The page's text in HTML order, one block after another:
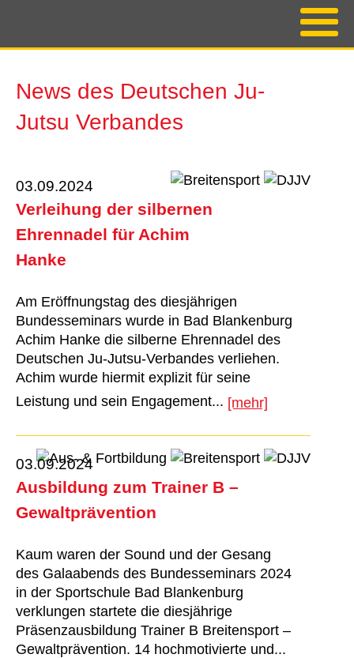
News des Deutschen Ju-
Jutsu Verbandes
03.09.2024
Verleihung der silbernen
Ehrennadel für Achim
Hanke
Am Eröffnungstag des diesjährigen
Bundesseminars wurde in Bad Blankenburg
Achim Hanke die silberne Ehrennadel des
Deutschen Ju-Jutsu-Verbandes verliehen.
Achim wurde hiermit explizit für seine
Leistung und sein Engagement... [mehr]
03.09.2024
Ausbildung zum Trainer B –
Gewaltprävention
Kaum waren der Sound und der Gesang
des Galaabends des Bundesseminars 2024
in der Sportschule Bad Blankenburg
verklungen startete die diesjährige
Präsenzausbildung Trainer B Breitensport –
Gewaltprävention. 14 hochmotivierte und...